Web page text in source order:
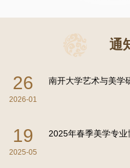
千年佛影，转化为水
敬，亦透出鲜活的时
学院教授、中国哲学
博士生导师李国山，
师、现代出版研究中
人文艺术学院院长助
通
26
2026-01
南开大学艺术与美学
19
2025-05
2025年春季美学专